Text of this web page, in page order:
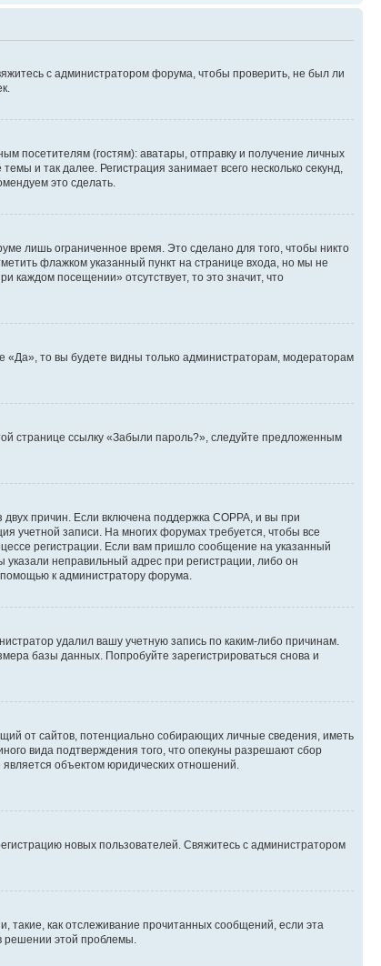
с администратором форума, чтобы проверить, не был ли
посетителям (гостям): аватары, отправку и получение личных
и так далее. Регистрация занимает всего несколько секунд,
это сделать.
лишь ограниченное время. Это сделано для того, чтобы никто
флажком указанный пункт на странице входа, но мы не
каждом посещении» отсутствует, то это значит, что
то вы будете видны только администраторам, модераторам
странице ссылку «Забыли пароль?», следуйте предложенным
причин. Если включена поддержка COPPA, и вы при
учетной записи. На многих форумах требуется, чтобы все
регистрации. Если вам пришло сообщение на указанный
неправильный адрес при регистрации, либо он
к администратору форума.
удалил вашу учетную запись по каким-либо причинам.
базы данных. Попробуйте зарегистрироваться снова и
от сайтов, потенциально собирающих личные сведения, иметь
вида подтверждения того, что опекуны разрешают сбор
объектом юридических отношений.
новых пользователей. Свяжитесь с администратором
как отслеживание прочитанных сообщений, если эта
этой проблемы.